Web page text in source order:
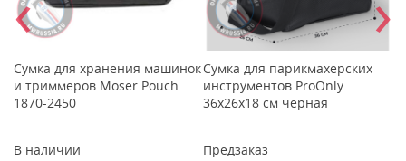
Сумка для хранения машинок
и триммеров Moser Pouch
1870-2450
В наличии
Сумка для парикмахерских
инструментов ProOnly
36x26x18 см черная
Предзаказ